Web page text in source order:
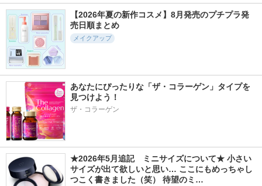
【2026年夏の新作コスメ】8月発売のプチプラ発
売日順まとめ
メイクアップ
あなたにぴったりな「ザ・コラーゲン」タイプを
見つけよう！
ザ・コラーゲン
★2026年5月追記　ミニサイズについて★ 小さい
サイズが出て欲しいと思い… ここにもめっちゃし
つこく書きました（笑） 待望のミ…